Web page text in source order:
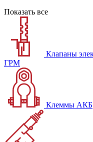
Показать все
Клапаны
ГРМ
Клеммы АКБ